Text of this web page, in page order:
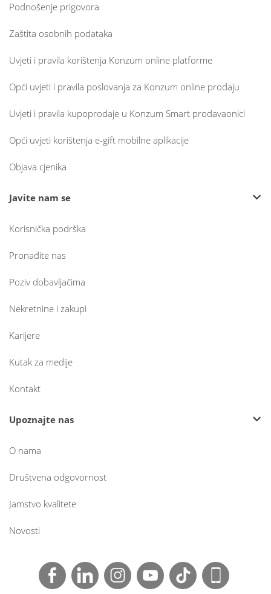
Podnošenje prigovora
Zaštita osobnih podataka
Uvjeti i pravila korištenja Konzum online platforme
Opći uvjeti i pravila poslovanja za Konzum online prodaju
Uvjeti i pravila kupoprodaje u Konzum Smart prodavaonici
Opći uvjeti korištenja e-gift mobilne aplikacije
Objava cjenika
Javite nam se
Korisnička podrška
Pronađite nas
Poziv dobavljačima
Nekretnine i zakupi
Karijere
Kutak za medije
Kontakt
Upoznajte nas
O nama
Društvena odgovornost
Jamstvo kvalitete
Novosti